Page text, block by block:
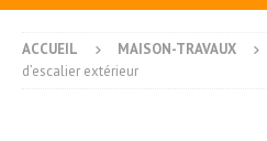
ACCUEIL MAISON-TRAVAUX
d’escalier extérieur